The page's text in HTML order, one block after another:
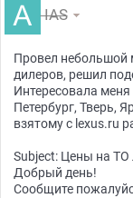
IAS
Провел небольшой
дилеров, решил
Интересовала
Петербург, Тверь,
взятому с lexus.ru
Subject: Цены на ТО
Добрый день!
Сообщите